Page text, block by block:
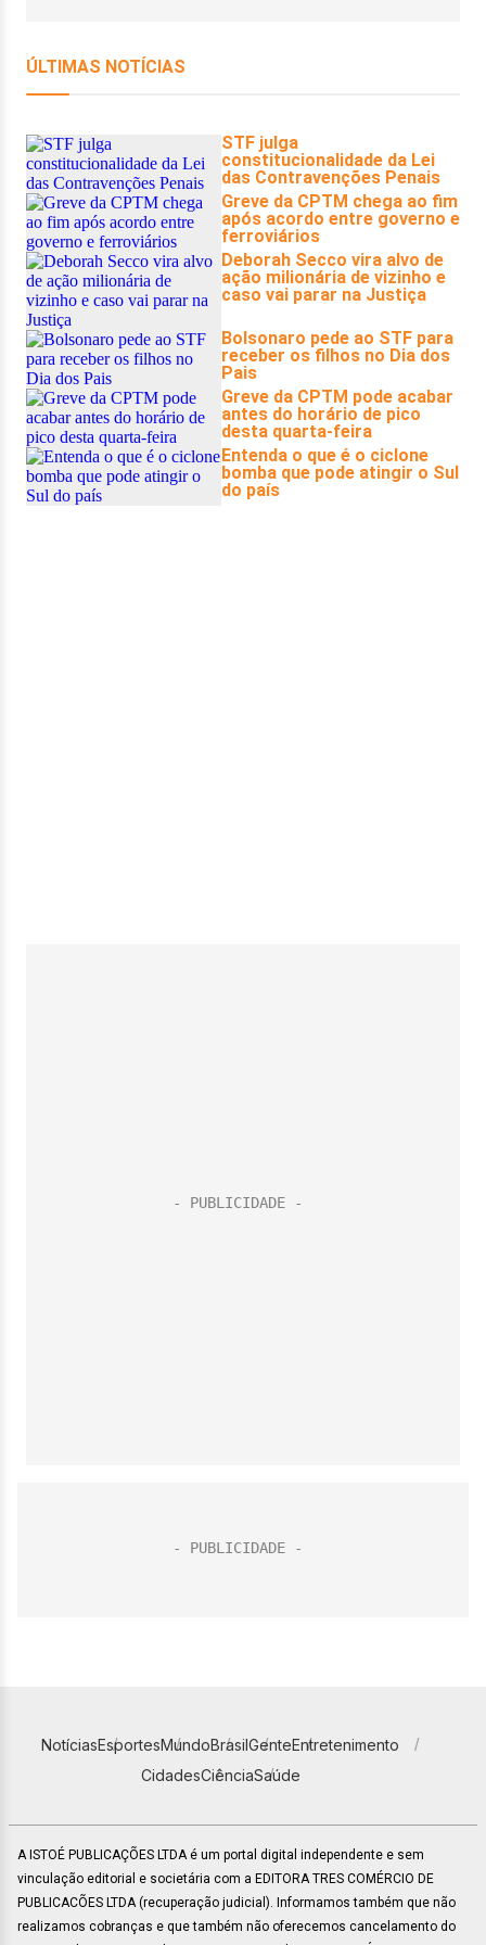
NotíciasEsportesMundoBrasilGenteEntretenimento
CidadesCiênciaSaúde
A ISTOÉ PUBLICAÇÕES LTDA é um portal digital independente e sem
vinculação editorial e societária com a EDITORA TRES COMÉRCIO DE
PUBLICACÕES LTDA (recuperação judicial). Informamos também que não
realizamos cobranças e que também não oferecemos cancelamento do